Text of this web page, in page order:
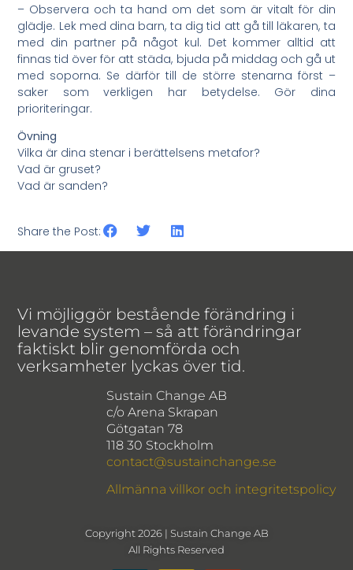
– Observera och ta hand om det som är vitalt för din
glädje. Lek med dina barn, ta dig tid att gå till läkaren, ta
med din partner på något kul. Det kommer alltid att
finnas tid över för att städa, bjuda på middag och gå ut
med soporna. Se därför till de större stenarna först –
saker som verkligen har betydelse. Gör dina
prioriteringar.
Övning
Vilka är dina stenar i berättelsens metafor?
Vad är gruset?
Vad är sanden?
Share the Post:
Vi möjliggör bestående förändring i
levande system – så att förändringar
faktiskt blir genomförda och
verksamheter lyckas över tid.
Sustain Change AB
c/o Arena Skrapan
Götgatan 78
118 30 Stockholm
contact@sustainchange.se
Allmänna villkor och integritetspolicy
Copyright 2026 | Sustain Change AB
All Rights Reserved